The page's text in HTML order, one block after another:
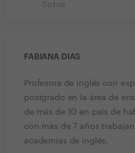
Sobre
FABIANA DIAS
Profesora de inglés con
postgrado en la área de
de más de 10 en país de
con más de 7 años
academias de inglés.